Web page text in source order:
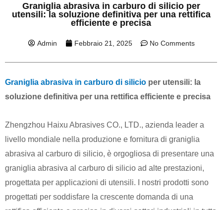
Graniglia abrasiva in carburo di silicio per
utensili: la soluzione definitiva per una rettifica
efficiente e precisa
Admin Febbraio 21, 2025 No Comments
Graniglia abrasiva in carburo di silicio per utensili: la
soluzione definitiva per una rettifica efficiente e precisa
Zhengzhou Haixu Abrasives CO., LTD., azienda leader a
livello mondiale nella produzione e fornitura di graniglia
abrasiva al carburo di silicio, è orgogliosa di presentare una
graniglia abrasiva al carburo di silicio ad alte prestazioni,
progettata per applicazioni di utensili. I nostri prodotti sono
progettati per soddisfare la crescente domanda di una